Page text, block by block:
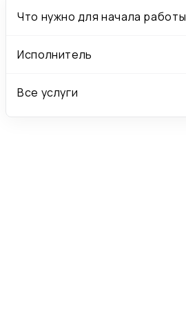
Что нужно для начала работы
Исполнитель
Все услуги